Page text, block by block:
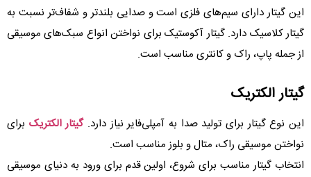
این گیتار دارای سیم‌های فلزی است و صدایی بلندتر و شفاف‌تر نسبت به
گیتار کلاسیک دارد. گیتار آکوستیک برای نواختن انواع سبک‌های موسیقی
از جمله پاپ، راک و کانتری مناسب است.
گیتار الکتریک
این نوع گیتار برای تولید صدا به آمپلی‌فایر نیاز دارد. گیتار الکتریک برای
نواختن موسیقی راک، متال و بلوز مناسب است.
انتخاب گیتار مناسب برای شروع، اولین قدم برای ورود به دنیای موسیقی